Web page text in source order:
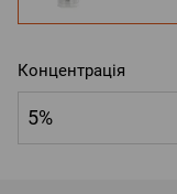
Концентрація
5%